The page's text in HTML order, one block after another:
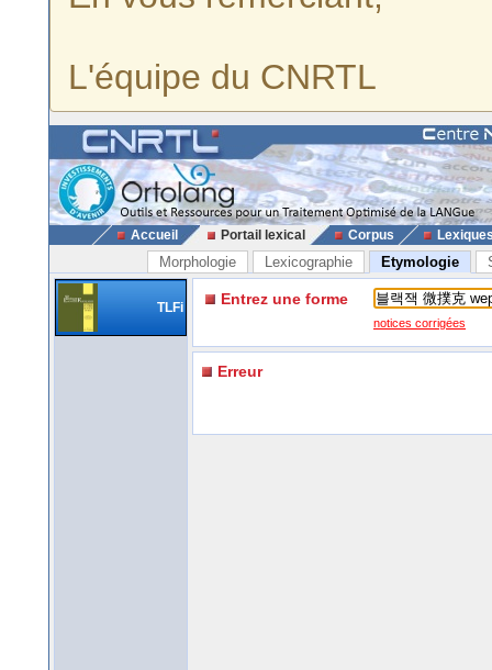
L'équipe du CNRTL
Accueil Portail lexical Corpus
Morphologie Lexicographie Etymologie
TLFi Entrez une forme
notices corrigées
Erreur